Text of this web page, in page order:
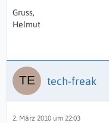
Gruss,
Helmut
tech-freak
2. März 2010 um 22:03